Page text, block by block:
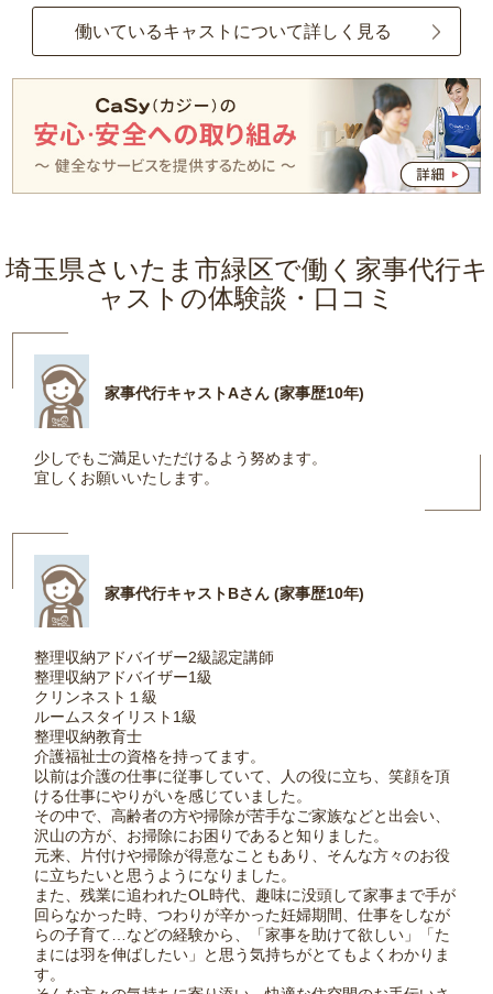
働いているキャストについて詳しく見る
埼玉県さいたま市緑区で働く家事代行キ
ャストの体験談・口コミ
家事代行キャストAさん (家事歴10年)
少しでもご満足いただけるよう努めます。
宜しくお願いいたします。
家事代行キャストBさん (家事歴10年)
整理収納アドバイザー2級認定講師
整理収納アドバイザー1級
クリンネスト１級
ルームスタイリスト1級
整理収納教育士
介護福祉士の資格を持ってます。
以前は介護の仕事に従事していて、人の役に立ち、笑顔を頂
ける仕事にやりがいを感じていました。
その中で、高齢者の方や掃除が苦手なご家族などと出会い、
沢山の方が、お掃除にお困りであると知りました。
元来、片付けや掃除が得意なこともあり、そんな方々のお役
に立ちたいと思うようになりました。
また、残業に追われたOL時代、趣味に没頭して家事まで手が
回らなかった時、つわりが辛かった妊婦期間、仕事をしなが
らの子育て…などの経験から、「家事を助けて欲しい」「た
まには羽を伸ばしたい」と思う気持ちがとてもよくわかりま
す。